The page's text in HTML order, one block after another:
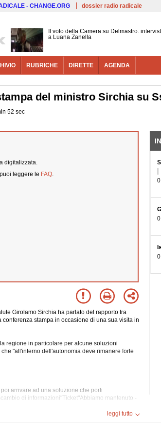
Salta al contenuto
- CHANGE.ORG dossier radio radicale
Il voto della Camera su Delmastro:
a Luana Zanella
RUBRICHE DIRETTE AGENDA
del ministro Sirchia su
52 sec
digitalizzata.
leggere le FAQ.
Girolamo Sirchia ha parlato del rapporto tra
stampa in occasione di una sua visita in
regione in particolare per alcune soluzioni
"all'interno dell'autonomia deve rimanere forte
arrivare ad una soluzione che porti
di informazioni"Ticket"Abbiamo mantenuto -
leggi tutto